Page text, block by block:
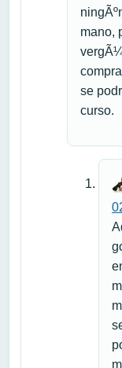
mano,
se
curso.